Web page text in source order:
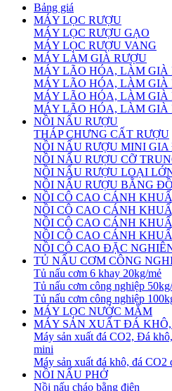
Bảng giá
MÁY LỌC RƯỢU
MÁY LỌC RƯỢU GẠO
MÁY LỌC RƯỢU VANG
MÁY LÀM GIÀ RƯỢU
MÁY LÃO HÓA, LÀM GIÀ
MÁY LÃO HÓA, LÀM GIÀ
MÁY LÃO HÓA, LÀM GIÀ
MÁY LÃO HÓA, LÀM GIÀ
NỒI NẤU RƯỢU
THÁP CHƯNG CẤT RƯỢU
NỒI NẤU RƯỢU MINI
NỒI NẤU RƯỢU CỠ
NỒI NẤU RƯỢU LOẠI
NỒI NẤU RƯỢU BẰNG
NỒI CÔ CAO CÁNH
NỒI CÔ CAO CÁNH
NỒI CÔ CAO CÁNH
NỒI CÔ CAO CÁNH
NỒI CÔ CAO ĐẶC
TỦ NẤU CƠM CÔNG
Tủ nấu cơm 6 khay 20kg/mẻ
Tủ nấu cơm công nghiệp
Tủ nấu cơm công nghiệp
MÁY LỌC NƯỚC MẮM
MÁY SẢN XUẤT ĐÁ
Máy sản xuất đá CO2, Đá
mini
Máy sản xuất đá khô, đá CO2
NỒI NẤU PHỞ
Nồi nấu cháo bằng điện